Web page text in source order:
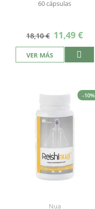
60 cápsulas
18,10 € Precio
especial
11,49 €
VER MÁS
-10%
Nua